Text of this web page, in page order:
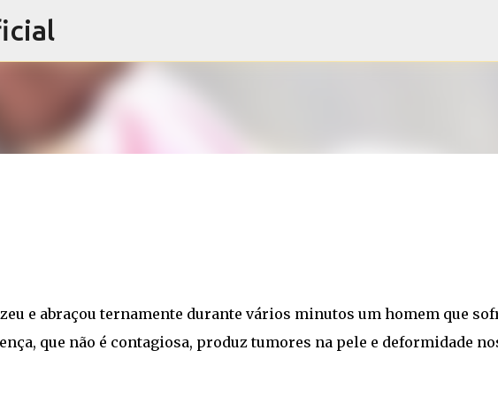
e abraçou ternamente durante vários minutos um homem que
que não é contagiosa, produz tumores na pele e deformidade